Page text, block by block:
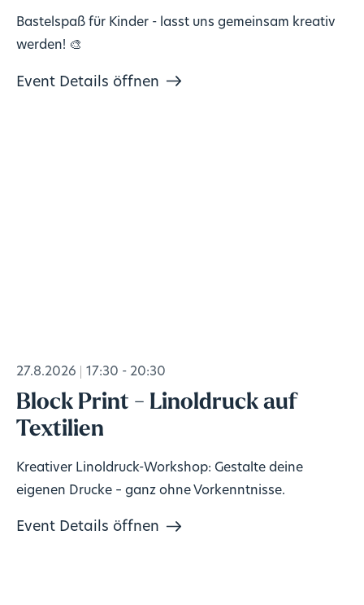
Bastelspaß für Kinder - lasst uns gemeinsam kreativ
werden! 🎨
Event Details öffnen
27.8.2026 17:30 - 20:30
Block Print - Linoldruck auf
Textilien
Kreativer Linoldruck-Workshop: Gestalte deine
eigenen Drucke – ganz ohne Vorkenntnisse.
Event Details öffnen